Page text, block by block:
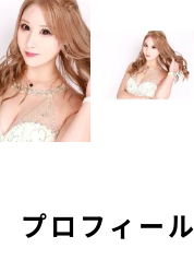
プロフィール